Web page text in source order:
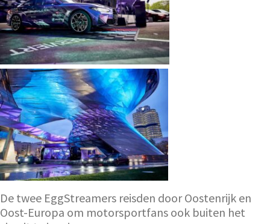
De twee EggStreamers reisden door Oostenrijk en
Oost-Europa om motorsportfans ook buiten het